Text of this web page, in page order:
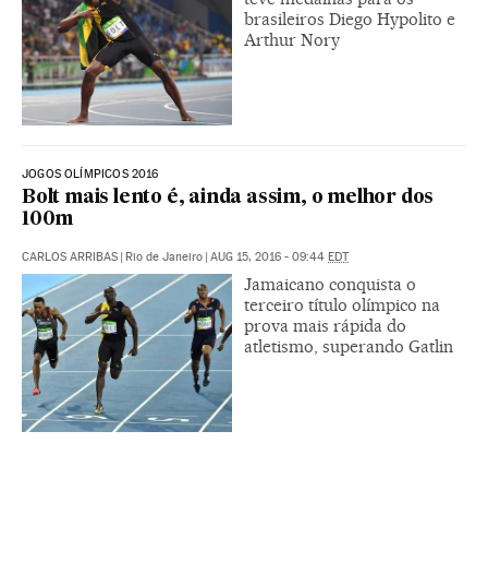
brasileiros Diego Hypolito e
Arthur Nory
JOGOS OLÍMPICOS 2016
Bolt mais lento é, ainda assim, o melhor dos
100m
CARLOS ARRIBAS | Rio de Janeiro | AUG 15, 2016 - 09:44 EDT
Jamaicano conquista o
terceiro título olímpico na
prova mais rápida do
atletismo, superando Gatlin